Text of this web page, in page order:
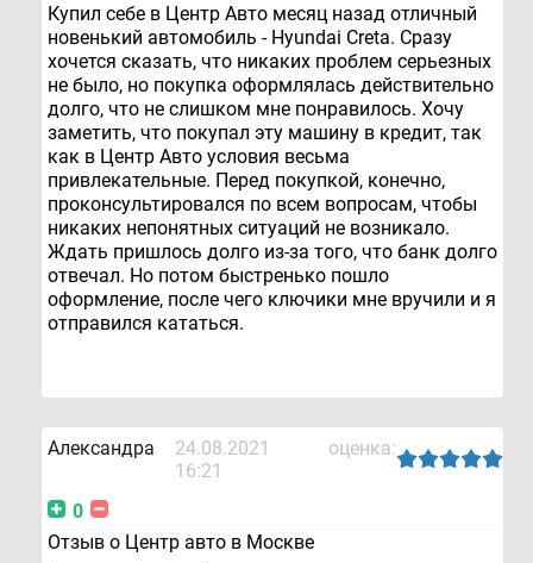
Купил себе в Центр Авто месяц назад отличный
новенький автомобиль - Hyundai Creta. Сразу
хочется сказать, что никаких проблем серьезных
не было, но покупка оформлялась действительно
долго, что не слишком мне понравилось. Хочу
заметить, что покупал эту машину в кредит, так
как в Центр Авто условия весьма
привлекательные. Перед покупкой, конечно,
проконсультировался по всем вопросам, чтобы
никаких непонятных ситуаций не возникало.
Ждать пришлось долго из-за того, что банк долго
отвечал. Но потом быстренько пошло
оформление, после чего ключики мне вручили и я
отправился кататься.
Александра
24.08.2021
16:21
оценка:
0
Отзыв о Центр авто в Москве